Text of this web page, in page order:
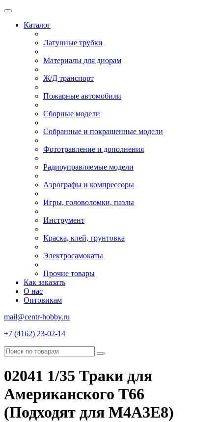
Каталог
Латунные трубки
Материалы для диорам
Ж/Д транспорт
Пожарные автомобили
Сборные модели
Собранные и покрашенные модели
Фототравление и дополнения
Радиоуправляемые модели
Аэрографы и компрессоры
Игры, головоломки, пазлы
Инструмент
Краска, клей, грунтовка
Электросамокаты
Прочие товары
Как заказать
О нас
Оптовикам
mail@centr-hobby.ru
+7 (4162) 23-02-14
02041 1/35 Траки для
Американского T66
(Подходят для M4A3E8)